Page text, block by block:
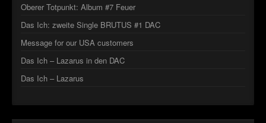
Oberer Totpunkt: Album #7 Feuer
Das Ich: zweite Single BRUTUS #1 DAC
Message for our USA customers
Das Ich – Lazarus in den DAC
Das Ich – Lazarus